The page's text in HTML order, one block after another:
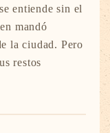
entiende sin el
mandó
la ciudad. Pero
restos